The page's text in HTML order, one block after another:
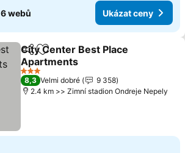
6 webů Ukázat ceny
SdíletPřidat na seznam oblíbených
City Center Best Place
Apartments
Ukázat ceny
3 Počet hvězdiček
8,3 Velmi dobré
9 358
2.4 km >> Zimní stadion Ondreje Nepely